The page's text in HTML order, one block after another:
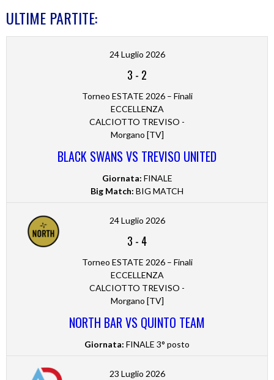
ULTIME PARTITE:
24 Luglio 2026
3 - 2
Torneo ESTATE 2026 – Finali
ECCELLENZA
CALCIOTTO TREVISO -
Morgano [TV]
BLACK SWANS VS TREVISO UNITED
Giornata: FINALE
Big Match: BIG MATCH
24 Luglio 2026
3 - 4
Torneo ESTATE 2026 – Finali
ECCELLENZA
CALCIOTTO TREVISO -
Morgano [TV]
NORTH BAR VS QUINTO TEAM
Giornata: FINALE 3° posto
23 Luglio 2026